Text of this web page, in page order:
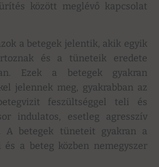
között meglévő kapcsolat
a betegek jelentik, akik egyik
és a tüneteik eredete
Ezek a betegek gyakran
jelennek meg, gyakrabban az
feszültséggel teli és
indulatos, esetleg agresszív
A betegek tüneteit gyakran a
és a beteg közben nemegyszer